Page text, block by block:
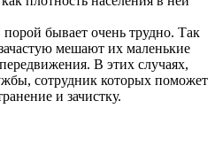
бывает очень трудно. Так
мешают их маленькие
В этих случаях,
сотрудник которых поможет
и зачистку.